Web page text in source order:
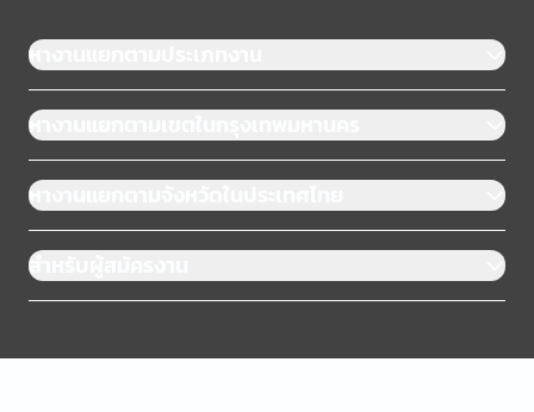
หางานแยกตามประเภทงาน
หางานแยกตามเขตในกรุงเทพมหานคร
หางานแยกตามจังหวัดในประเทศไทย
สำหรับผู้สมัครงาน